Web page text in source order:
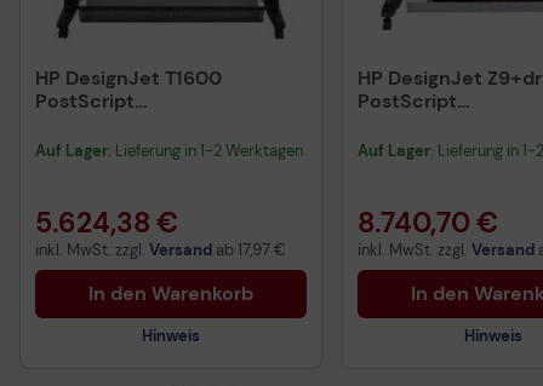
HP DesignJet T1600
PostScript
Auf Lager: Lieferung in 1-2 Werktagen
5.624,38 €
inkl. MwSt. zzgl. Versand ab 17,97 €
In den Warenkorb
Hinweis
HP DesignJet Z9+dr
PostScript
Auf Lager: Lieferung in
8.740,70 €
inkl. MwSt. zzgl. Versand
In den
Hinweis